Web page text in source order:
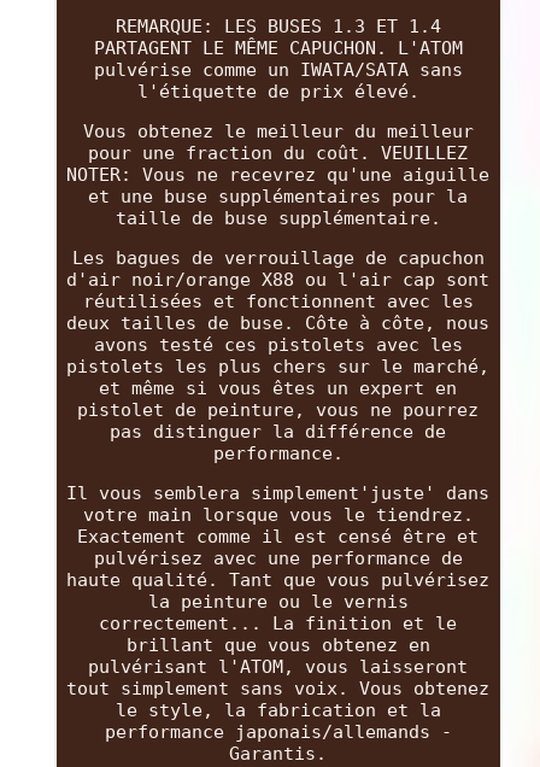
REMARQUE: LES BUSES 1.3 ET 1.4
PARTAGENT LE MÊME CAPUCHON. L'ATOM
pulvérise comme un IWATA/SATA sans
l'étiquette de prix élevé.
Vous obtenez le meilleur du meilleur
pour une fraction du coût. VEUILLEZ
NOTER: Vous ne recevrez qu'une aiguille
et une buse supplémentaires pour la
taille de buse supplémentaire.
Les bagues de verrouillage de capuchon
d'air noir/orange X88 ou l'air cap sont
réutilisées et fonctionnent avec les
deux tailles de buse. Côte à côte, nous
avons testé ces pistolets avec les
pistolets les plus chers sur le marché,
et même si vous êtes un expert en
pistolet de peinture, vous ne pourrez
pas distinguer la différence de
performance.
Il vous semblera simplement'juste' dans
votre main lorsque vous le tiendrez.
Exactement comme il est censé être et
pulvérisez avec une performance de
haute qualité. Tant que vous pulvérisez
la peinture ou le vernis
correctement... La finition et le
brillant que vous obtenez en
pulvérisant l'ATOM, vous laisseront
tout simplement sans voix. Vous obtenez
le style, la fabrication et la
performance japonais/allemands -
Garantis.